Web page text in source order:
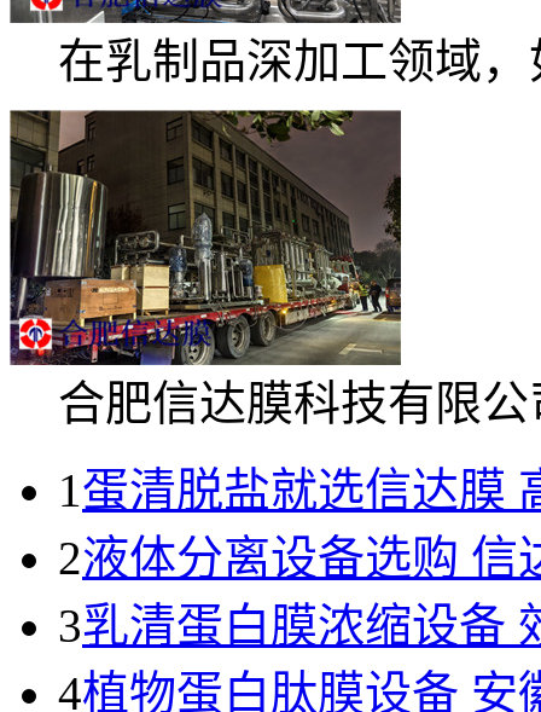
在乳制品深加工领域，
合肥信达膜科技有限公
1蛋清脱盐就选信达膜
2液体分离设备选购 信
3乳清蛋白膜浓缩设备
4植物蛋白肽膜设备 安